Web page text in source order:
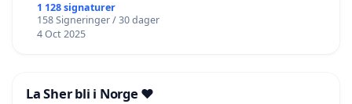
1 128 signaturer
158 Signeringer / 30 dager
4 Oct 2025
La Sher bli i Norge ❤️